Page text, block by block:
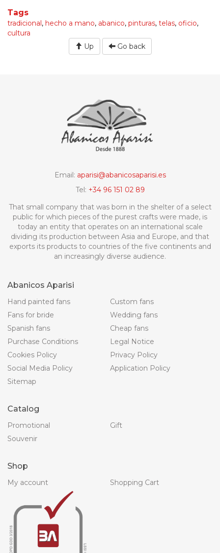
Tags
tradicional, hecho a mano, abanico, pinturas, telas, oficio,
cultura
Up
Go back
Email: aparisi@abanicosaparisi.es
Tel: +34 96 151 02 89
That small company that was born in the shelter of a select
public for which pieces of the purest crafts were made, is
today an entity that operates on an international scale
dividing its production between Asia and Europe, and that
exports its products to countries of the five continents and
an increasingly diverse audience.
Abanicos Aparisi
Hand painted fans
Custom fans
Fans for bride
Wedding fans
Spanish fans
Cheap fans
Purchase Conditions
Legal Notice
Cookies Policy
Privacy Policy
Social Media Policy
Application Policy
Sitemap
Catalog
Promotional
Gift
Souvenir
Shop
My account Shopping Cart